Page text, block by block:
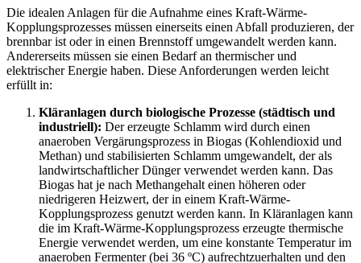
Die idealen Anlagen für die Aufnahme eines Kraft-Wärme-
Kopplungsprozesses müssen einerseits einen Abfall produzieren, der
brennbar ist oder in einen Brennstoff umgewandelt werden kann.
Andererseits müssen sie einen Bedarf an thermischer und
elektrischer Energie haben. Diese Anforderungen werden leicht
erfüllt in:
Kläranlagen durch biologische Prozesse (städtisch und
industriell): Der erzeugte Schlamm wird durch einen
anaeroben Vergärungsprozess in Biogas (Kohlendioxid und
Methan) und stabilisierten Schlamm umgewandelt, der als
landwirtschaftlicher Dünger verwendet werden kann. Das
Biogas hat je nach Methangehalt einen höheren oder
niedrigeren Heizwert, der in einem Kraft-Wärme-
Kopplungsprozess genutzt werden kann. In Kläranlagen kann
die im Kraft-Wärme-Kopplungsprozess erzeugte thermische
Energie verwendet werden, um eine konstante Temperatur im
anaeroben Fermenter (bei 36 ºC) aufrechtzuerhalten und den